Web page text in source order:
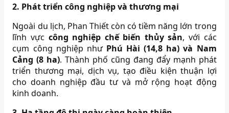
2. Phát triển công nghiệp và thương mại
Ngoài du lịch, Phan Thiết còn có tiềm năng lớn trong
lĩnh vực công nghiệp chế biến thủy sản, với các
cụm công nghiệp như Phú Hài (14,8 ha) và Nam
Cảng (8 ha). Thành phố cũng đang đẩy mạnh phát
triển thương mại, dịch vụ, tạo điều kiện thuận lợi
cho doanh nghiệp đầu tư và mở rộng hoạt động
kinh doanh.